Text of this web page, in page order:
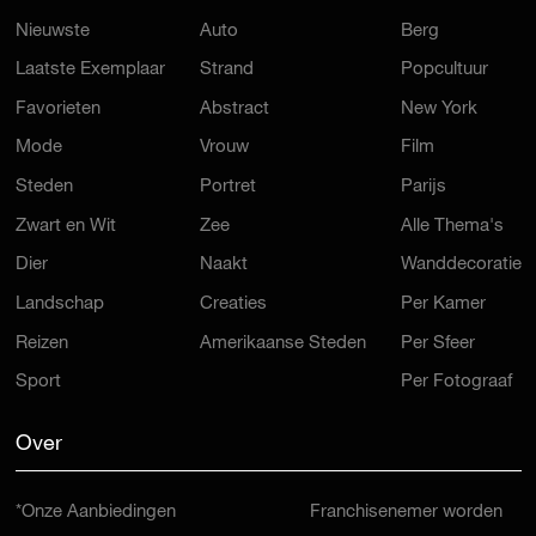
Nieuwste
Laatste Exemplaar
Favorieten
Mode
Steden
Zwart en Wit
Dier
Landschap
Reizen
Sport
Auto
Strand
Abstract
Vrouw
Portret
Zee
Naakt
Creaties
Amerikaanse Steden
Berg
Popcultuur
New York
Film
Parijs
Alle Thema's
Wanddecoratie
Per Kamer
Per Sfeer
Per Fotograaf
Over
*Onze Aanbiedingen Franchisenemer worden